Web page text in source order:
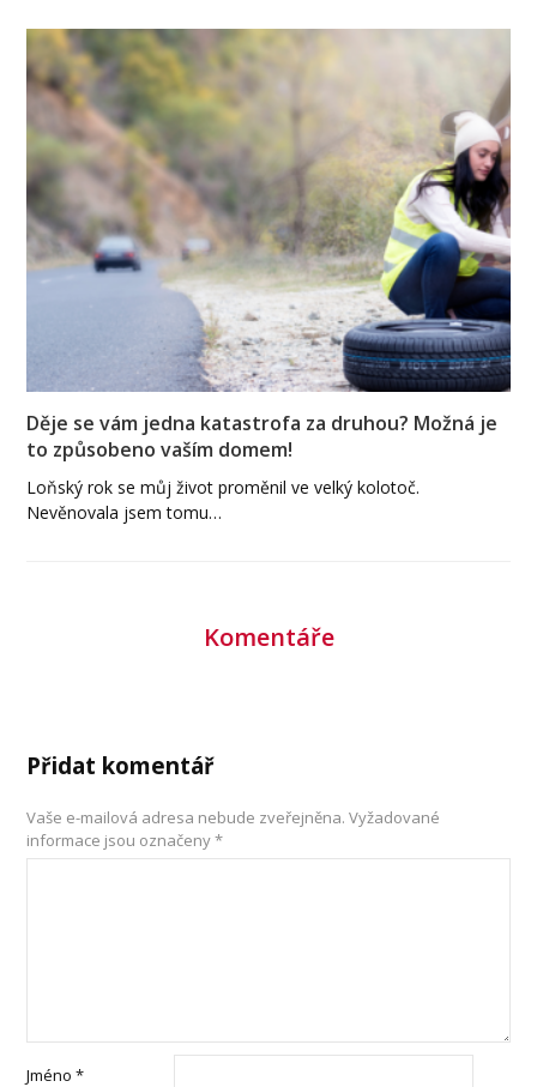
Děje se vám jedna katastrofa za druhou? Možná je
to způsobeno vaším domem!
Loňský rok se můj život proměnil ve velký kolotoč.
Nevěnovala jsem tomu…
Komentáře
Přidat komentář
Vaše e-mailová adresa nebude zveřejněna. Vyžadované
informace jsou označeny*
Jméno*